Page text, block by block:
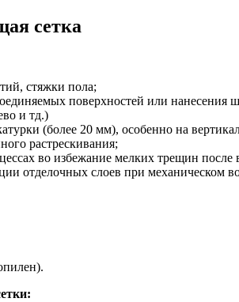
сетка
стяжки пола;
поверхностей или нанесения
и тд.)
(более 20 мм), особенно на
растрескивания;
во избежание мелких трещин после
отделочных слоев при механическом